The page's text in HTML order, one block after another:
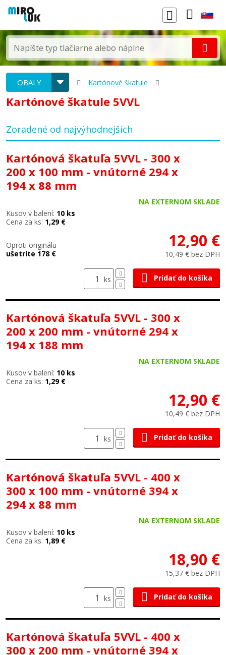
OBALY Kartónové škatule
Kartónové škatule 5VVL
Zoradené od najvýhodnejších
Kartónová škatuľa 5VVL - 300 x
200 x 100 mm - vnútorné 294 x
194 x 88 mm
NA EXTERNOM SKLADE
Kusov v balení: 10 ks
Cena za ks: 1,29 €
Oproti originálu
ušetríte 178 €
12,90 €
10,49 € bez DPH
ks Pridať do košíka
Kartónová škatuľa 5VVL - 300 x
200 x 200 mm - vnútorné 294 x
194 x 188 mm
NA EXTERNOM SKLADE
Kusov v balení: 10 ks
Cena za ks: 1,29 €
12,90 €
10,49 € bez DPH
ks Pridať do košíka
Kartónová škatuľa 5VVL - 400 x
300 x 100 mm - vnútorné 394 x
294 x 88 mm
NA EXTERNOM SKLADE
Kusov v balení: 10 ks
Cena za ks: 1,89 €
18,90 €
15,37 € bez DPH
ks Pridať do košíka
Kartónová škatuľa 5VVL - 400 x
300 x 200 mm - vnútorné 394 x